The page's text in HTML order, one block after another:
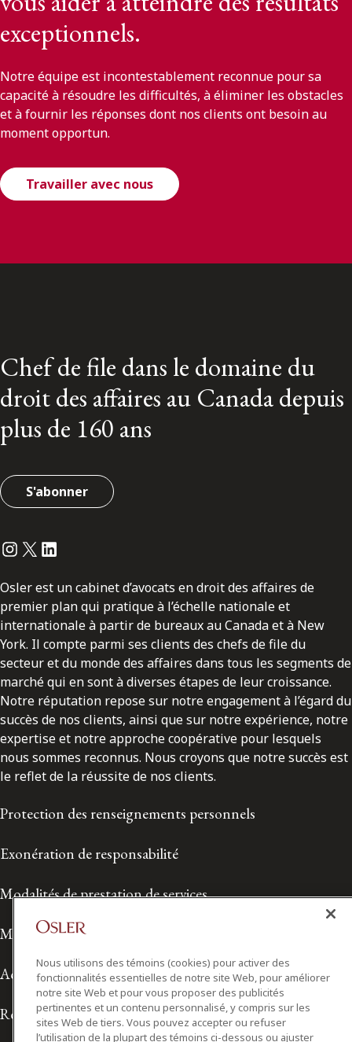
exceptionnels.
Notre équipe est incontestablement reconnue pour sa
capacité à résoudre les difficultés, à éliminer les obstacles
et à fournir les réponses dont nos clients ont besoin au
moment opportun.
Travailler avec nous
Chef de file dans le domaine du
droit des affaires au Canada depuis
plus de 160 ans
S'abonner
Instagram
Twitter
LinkedIn
Osler est un cabinet d’avocats en droit des affaires de
premier plan qui pratique à l’échelle nationale et
internationale à partir de bureaux au Canada et à New
York. Il compte parmi ses clients des chefs de file du
secteur et du monde des affaires dans tous les segments de
marché qui en sont à diverses étapes de leur croissance.
Notre réputation repose sur notre engagement à l’égard du
succès de nos clients, ainsi que sur notre expérience, notre
expertise et notre approche coopérative pour lesquels
nous sommes reconnus. Nous croyons que notre succès est
le reflet de la réussite de nos clients.
Protection des renseignements personnels
Exonération de responsabilité
Modalités de prestation de services
Modalités d'utilisation
Accessibilité
Relations avec les médias
Nous utilisons des témoins (cookies) pour activer des
fonctionnalités essentielles de notre site Web, pour améliorer
notre site Web et pour vous proposer des publicités
pertinentes et un contenu personnalisé, y compris sur les
sites Web de tiers. Vous pouvez accepter ou refuser
l’utilisation de la plupart des témoins ci-dessous ou ajuster